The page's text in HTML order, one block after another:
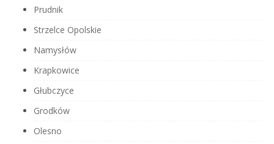
Prudnik
Strzelce Opolskie
Namysłów
Krapkowice
Głubczyce
Grodków
Olesno